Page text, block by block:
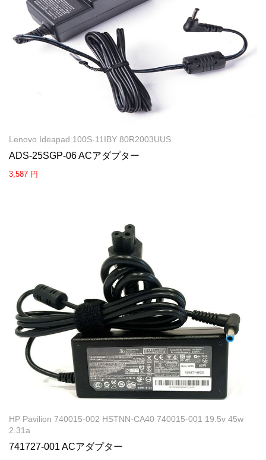
Lenovo Ideapad 100S-11IBY 80R2003UUS
ADS-25SGP-06 ACアダプター
3,587 円
HP Pavilion 740015-002 HSTNN-CA40 740015-001 19.5v 45w
2.31a
741727-001 ACアダプター